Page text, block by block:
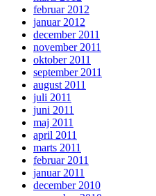
februar 2012
januar 2012
december 2011
november 2011
oktober 2011
september 2011
august 2011
juli 2011
juni 2011
maj 2011
april 2011
marts 2011
februar 2011
januar 2011
december 2010